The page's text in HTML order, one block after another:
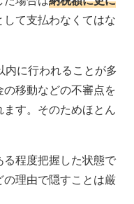
して支払わなくてはな
に行われることが多
移動などの不審点を
す。そのためほとん
程度把握した状態で
理由で隠すことは厳